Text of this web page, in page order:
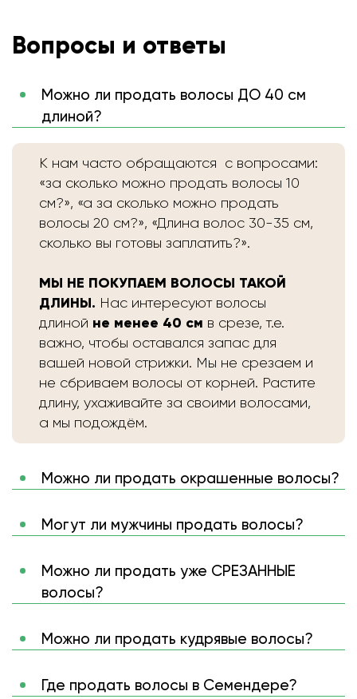
Вопросы и ответы
Можно ли продать волосы ДО 40 см
длиной?
К нам часто обращаются с вопросами:
«за сколько можно продать волосы 10
см?», «а за сколько можно продать
волосы 20 см?», «Длина волос 30-35 см,
сколько вы готовы заплатить?».
МЫ НЕ ПОКУПАЕМ ВОЛОСЫ ТАКОЙ
ДЛИНЫ. Нас интересуют волосы
длиной не менее 40 см в срезе, т.е.
важно, чтобы оставался запас для
вашей новой стрижки. Мы не срезаем и
не сбриваем волосы от корней. Растите
длину, ухаживайте за своими волосами,
а мы подождём.
Можно ли продать окрашенные волосы?
Могут ли мужчины продать волосы?
Можно ли продать уже СРЕЗАННЫЕ
волосы?
Можно ли продать кудрявые волосы?
Где продать волосы в Семендере?